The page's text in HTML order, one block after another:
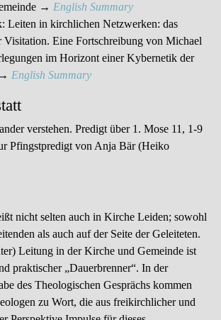
→ English Summary
Leiten in kirchlichen Netzwerken: das
Visitation. Eine Fortschreibung von Michael
im Horizont einer Kybernetik der
English Summary
verstehen. Predigt über 1. Mose 11, 1-9
Pfingstpredigt von Anja Bär (Heiko
nicht selten auch in Kirche Leiden; sowohl
als auch auf der Seite der Geleiteten.
Leitung in der Kirche und Gemeinde ist
praktischer „Dauerbrenner“. In der
des Theologischen Gesprächs kommen
zu Wort, die aus freikirchlicher und